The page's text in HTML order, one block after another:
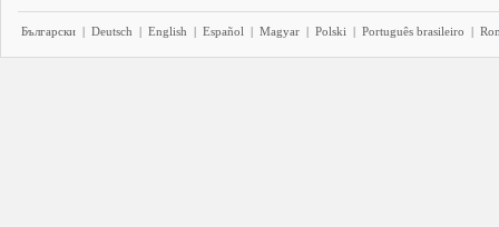
Български | Deutsch | English | Español | Magyar | Polski | Português brasileiro |